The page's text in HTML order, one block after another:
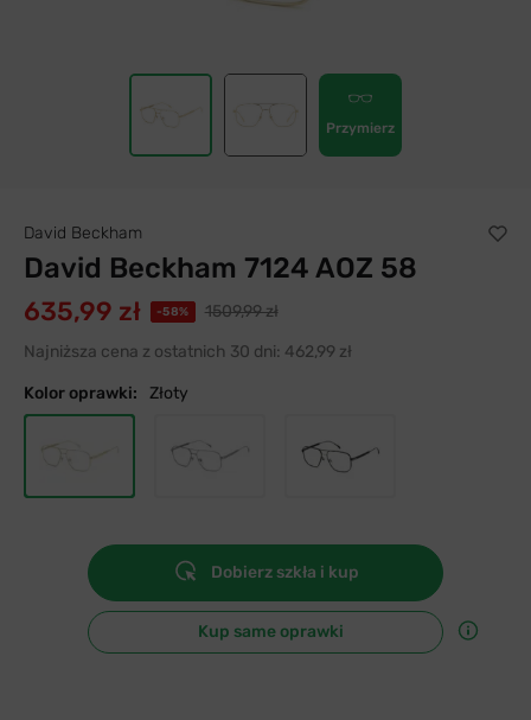
Przymierz
David Beckham
David Beckham 7124 AOZ 58
635,99 zł -58%
1509,99 zł
Najniższa cena z ostatnich 30 dni: 462,99 zł
Kolor oprawki: Złoty
Dobierz szkła i kup
Kup same oprawki